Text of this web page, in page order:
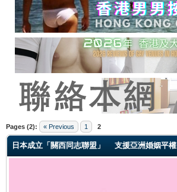
Pages (2): « Previous 1 2
日本成立「關西同志聯盟」 支援亞洲婚姻平權